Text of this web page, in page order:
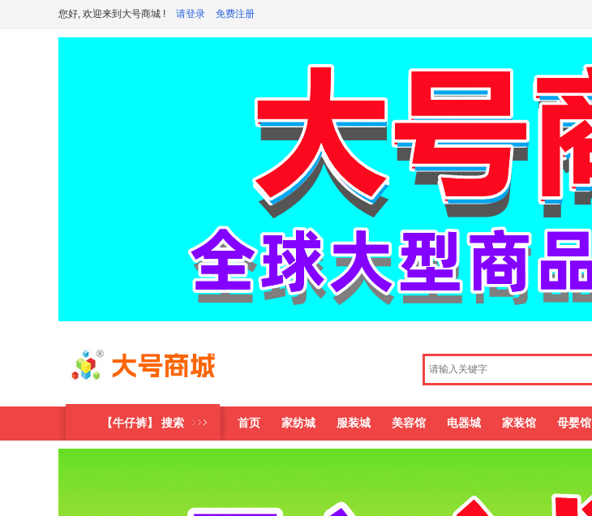
您好, 欢迎来到大号商城 ! 请登录 免费注册
【牛仔裤】 搜索 首页 家纺城 服装城 美容馆 电器城 家装馆 母婴馆